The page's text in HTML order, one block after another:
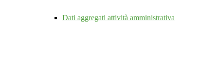
Dati aggregati attività amministrativa